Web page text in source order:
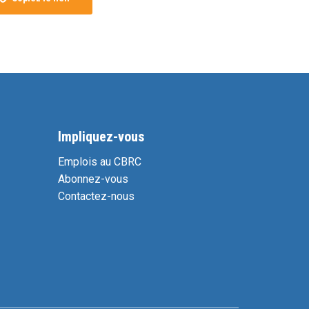
Impliquez-vous
Emplois au CBRC
Abonnez-vous
Contactez-nous